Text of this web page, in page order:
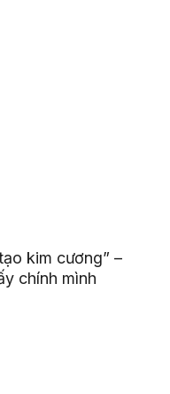
kim cương” –
chính mình